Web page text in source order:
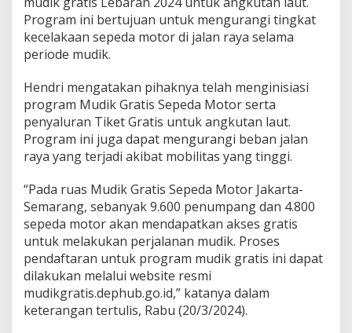
Program ini bertujuan untuk mengurangi tingkat
kecelakaan sepeda motor di jalan raya selama
periode mudik.
Hendri mengatakan pihaknya telah menginisiasi
program Mudik Gratis Sepeda Motor serta
penyaluran Tiket Gratis untuk angkutan laut.
Program ini juga dapat mengurangi beban jalan
raya yang terjadi akibat mobilitas yang tinggi.
“Pada ruas Mudik Gratis Sepeda Motor Jakarta-
Semarang, sebanyak 9.600 penumpang dan 4.800
sepeda motor akan mendapatkan akses gratis
untuk melakukan perjalanan mudik. Proses
pendaftaran untuk program mudik gratis ini dapat
dilakukan melalui website resmi
mudikgratis.dephub.go.id,” katanya dalam
keterangan tertulis, Rabu (20/3/2024).